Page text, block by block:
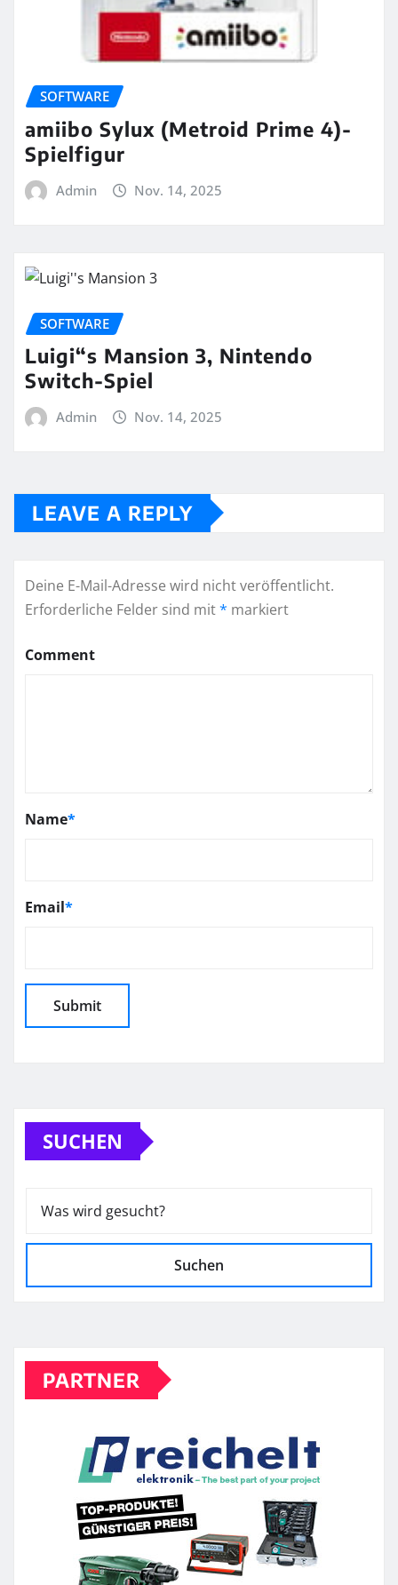
SOFTWARE
amiibo Sylux (Metroid Prime 4)-
Spielfigur
Admin Nov. 14, 2025
SOFTWARE
Luigi“s Mansion 3, Nintendo
Switch-Spiel
Admin Nov. 14, 2025
LEAVE A REPLY
Deine E-Mail-Adresse wird nicht veröffentlicht.
Erforderliche Felder sind mit* markiert
Comment
Name*
Email*
SUCHEN
Suchen
PARTNER